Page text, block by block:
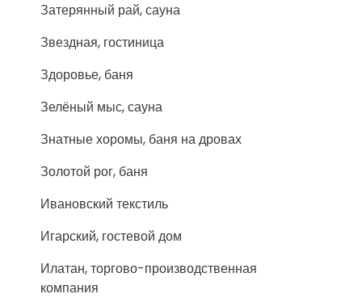
Затерянный рай, сауна
Звездная, гостиница
Здоровье, баня
Зелёный мыс, сауна
Знатные хоромы, баня на дровах
Золотой рог, баня
Ивановский текстиль
Игарский, гостевой дом
Илатан, торгово-производственная
компания